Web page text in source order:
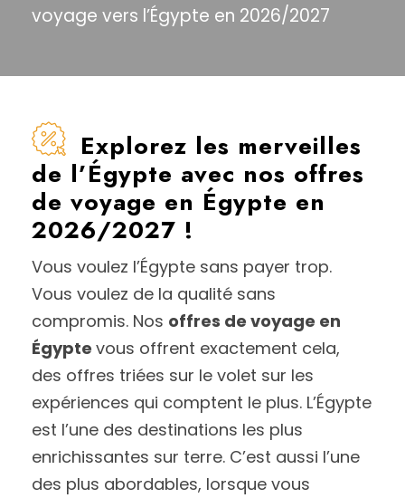
voyage vers l’Égypte en 2026/2027
Explorez les merveilles
de l’Égypte avec nos offres
de voyage en Égypte en
2026/2027 !
Vous voulez l’Égypte sans payer trop.
Vous voulez de la qualité sans
compromis. Nos offres de voyage en
Égypte vous offrent exactement cela,
des offres triées sur le volet sur les
expériences qui comptent le plus. L’Égypte
est l’une des destinations les plus
enrichissantes sur terre. C’est aussi l’une
des plus abordables, lorsque vous